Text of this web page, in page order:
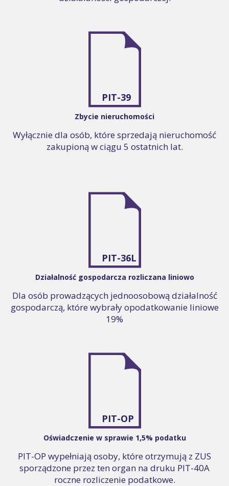
PIT-39
Zbycie nieruchomości
Wyłącznie dla osób, które sprzedają nieruchomość
zakupioną w ciągu 5 ostatnich lat.
PIT-36L
Działalność gospodarcza rozliczana liniowo
Dla osób prowadzących jednoosobową działalność
gospodarczą, które wybrały opodatkowanie liniowe
19%
PIT-OP
Oświadczenie w sprawie 1,5% podatku
PIT-OP wypełniają osoby, które otrzymują z ZUS
sporządzone przez ten organ na druku PIT-40A
roczne rozliczenie podatkowe.